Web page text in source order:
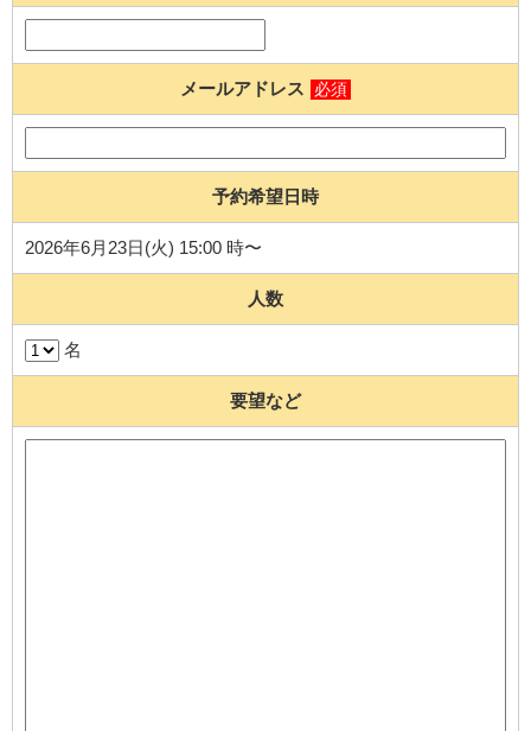
メールアドレス 必須
予約希望日時
2026年6月23日(火) 15:00 時〜
人数
名
要望など